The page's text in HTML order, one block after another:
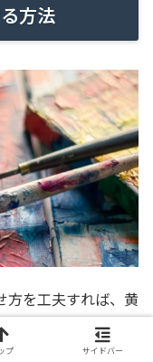
方法
方を工夫すれば、黄
ます。
プ サイドバー